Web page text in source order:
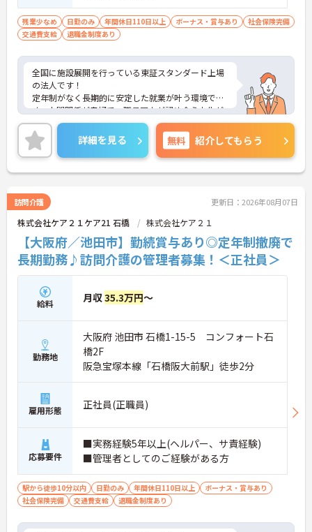
残業少なめ 日勤のみ 年間休日110日以上 ボーナス・賞与あり
社会保険完備
交通費支給
退職金制度あり
全国に施設展開を行っている東証スタンダード上場
の法人です！
定年制がなく長期的に安定した就業が叶う環境で
す。人間関係が良好で、職員同士が認め合う文化が
根付いています。
ご興味のある方には、面接対策ポイントなど、さら
に詳細をご案内しますのでお気軽にご相談くださ
い！
詳細を見る 無料 紹介してもらう
訪問介護 更新日：2026年08月07日
株式会社ケア２１ケア21 石橋 株式会社ケア２１
【大阪府／池田市】勤続賞与あり◎定年制撤廃で
長期勤務♪訪問介護の管理者募集！＜正社員＞
給料 月収35.3万円～
勤務地
大阪府 池田市 石橋1-15-5 コンフォート石
橋2F
阪急宝塚本線「石橋阪大前駅」徒歩2分
雇用形態 正社員(正職員)
応募要件
■実務経験5年以上(ヘルパー、サ責経験)
■管理者としてのご経験がある方
駅から徒歩10分以内 日勤のみ 年間休日110日以上
ボーナス・賞与あり
社会保険完備
交通費支給 退職金制度あり